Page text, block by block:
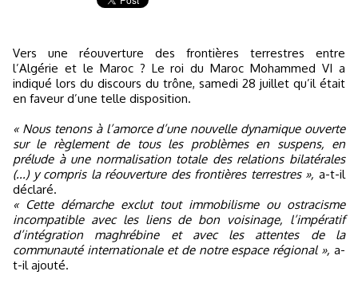
Vers une réouverture des frontières terrestres entre
l’Algérie et le Maroc ? Le roi du Maroc Mohammed VI a
indiqué lors du discours du trône, samedi 28 juillet qu’il était
en faveur d’une telle disposition.
« Nous tenons à l’amorce d’une nouvelle dynamique ouverte
sur le règlement de tous les problèmes en suspens, en
prélude à une normalisation totale des relations bilatérales
(...) y compris la réouverture des frontières terrestres », a-t-il
déclaré.
« Cette démarche exclut tout immobilisme ou ostracisme
incompatible avec les liens de bon voisinage, l’impératif
d’intégration maghrébine et avec les attentes de la
communauté internationale et de notre espace régional », a-
t-il ajouté.